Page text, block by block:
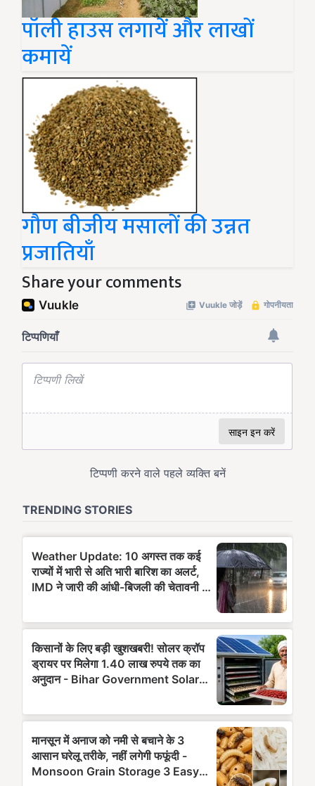
पॉली हाउस लगायें और लाखों
कमायें
गौण बीजीय मसालों की उन्नत
प्रजातियाँ
Share your comments